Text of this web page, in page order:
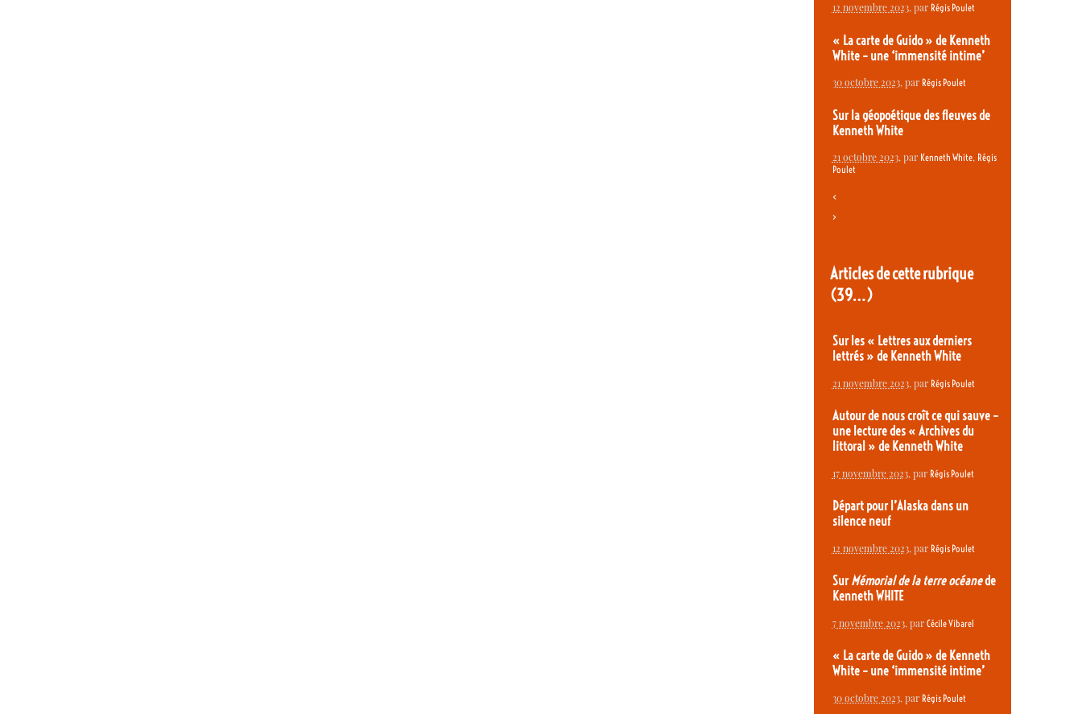
12 novembre 2023, par Régis Poulet
« La carte de Guido » de Kenneth
White – une ‘immensité intime’
30 octobre 2023, par Régis Poulet
Sur la géopoétique des fleuves de
Kenneth White
21 octobre 2023, par Kenneth White, Régis
Poulet
<
>
Articles de cette rubrique
(39…)
Sur les « Lettres aux derniers
lettrés » de Kenneth White
21 novembre 2023, par Régis Poulet
Autour de nous croît ce qui sauve –
une lecture des « Archives du
littoral » de Kenneth White
17 novembre 2023, par Régis Poulet
Départ pour l’Alaska dans un
silence neuf
12 novembre 2023, par Régis Poulet
SurMémorial de la terre océanede
Kenneth WHITE
7 novembre 2023, par Cécile Vibarel
« La carte de Guido » de Kenneth
White – une ‘immensité intime’
30 octobre 2023, par Régis Poulet